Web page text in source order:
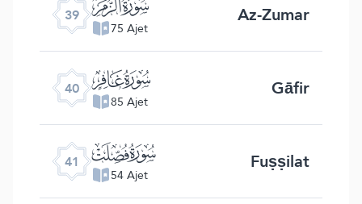
39
75 Ajet Az-Zumar
40 ﯕ
85 Ajet Gāfir
41 ﯖ
54 Ajet Fuṣṣilat